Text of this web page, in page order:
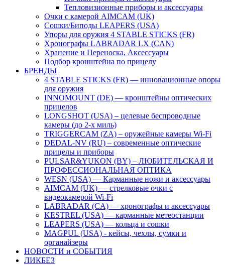
Тепловизионные приборы и аксессуары
Очки с камерой AIMCAM (UK)
Сошки/Биподы LEAPERS (USA)
Упоры для оружия 4 STABLE STICKS (FR)
Хронографы LABRADAR LX (CAN)
Хранение и Переноска, Аксессуары
Подбор кронштейна по прицелу
БРЕНДЫ
4 STABLE STICKS (FR) — инновационные опоры
для оружия
INNOMOUNT (DE) — кронштейны оптических
прицелов
LONGSHOT (USA) – целевые беспроводные
камеры (до 2-х миль)
TRIGGERCAM (ZA) – оружейные камеры Wi-Fi
DEDAL-NV (RU) – современные оптические
прицелы и приборы
PULSAR&YUKON (BY) – ЛЮБИТЕЛЬСКАЯ И
ПРОФЕССИОНАЛЬНАЯ ОПТИКА
WESN (USA) — Карманные ножи и аксессуары
AIMCAM (UK) — стрелковые очки с
видеокамерой Wi-Fi
LABRADAR (CA) — хронографы и аксессуары
KESTREL (USA) — карманные метеостанции
LEAPERS (USA) — кольца и сошки
MAGPUL (USA) - кейсы, чехлы, сумки и
органайзеры
НОВОСТИ и СОБЫТИЯ
ЛИКБЕЗ